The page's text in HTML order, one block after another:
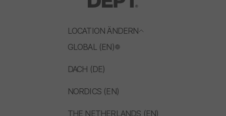
LOCATION ÄNDERN
GLOBAL (EN)
DACH (DE)
NORDICS (EN)
THE NETHERLANDS (EN)